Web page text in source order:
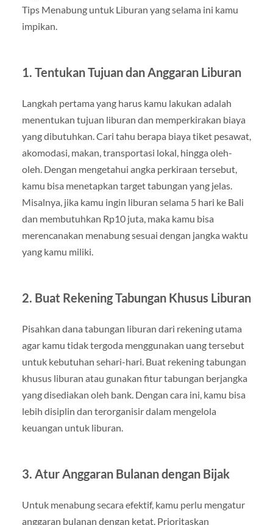
Tips Menabung untuk Liburan yang selama ini kamu
impikan.
1. Tentukan Tujuan dan Anggaran Liburan
Langkah pertama yang harus kamu lakukan adalah
menentukan tujuan liburan dan memperkirakan biaya
yang dibutuhkan. Cari tahu berapa biaya tiket pesawat,
akomodasi, makan, transportasi lokal, hingga oleh-
oleh. Dengan mengetahui angka perkiraan tersebut,
kamu bisa menetapkan target tabungan yang jelas.
Misalnya, jika kamu ingin liburan selama 5 hari ke Bali
dan membutuhkan Rp10 juta, maka kamu bisa
merencanakan menabung sesuai dengan jangka waktu
yang kamu miliki.
2. Buat Rekening Tabungan Khusus Liburan
Pisahkan dana tabungan liburan dari rekening utama
agar kamu tidak tergoda menggunakan uang tersebut
untuk kebutuhan sehari-hari. Buat rekening tabungan
khusus liburan atau gunakan fitur tabungan berjangka
yang disediakan oleh bank. Dengan cara ini, kamu bisa
lebih disiplin dan terorganisir dalam mengelola
keuangan untuk liburan.
3. Atur Anggaran Bulanan dengan Bijak
Untuk menabung secara efektif, kamu perlu mengatur
anggaran bulanan dengan ketat. Prioritaskan